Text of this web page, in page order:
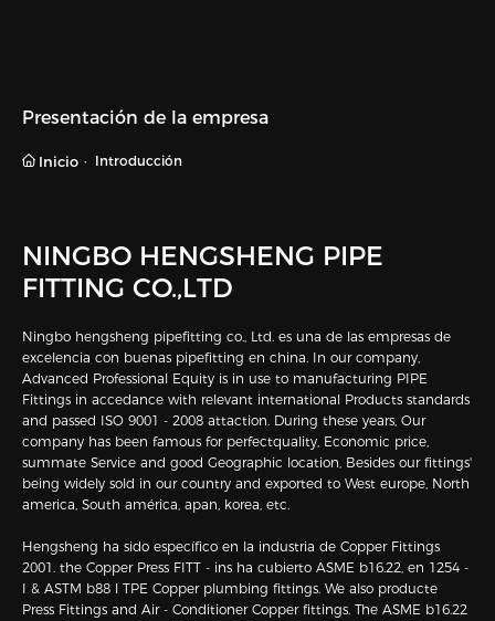
Presentación de la empresa
Inicio Introducción
NINGBO HENGSHENG PIPE
FITTING CO.,LTD
Ningbo hengsheng pipefitting co., Ltd. es una de las empresas de
excelencia con buenas pipefitting en china. In our company,
Advanced Professional Equity is in use to manufacturing PIPE
Fittings in accedance with relevant international Products standards
and passed ISO 9001 - 2008 attaction. During these years, Our
company has been famous for perfectquality, Economic price,
summate Service and good Geographic location, Besides our fittings'
being widely sold in our country and exported to West europe, North
america, South américa, apan, korea, etc.
Hengsheng ha sido específico en la industria de Copper Fittings
2001. the Copper Press FITT - ins ha cubierto ASME b16.22, en 1254 -
I & ASTM b88 l TPE Copper plumbing fittings. We also producte
Press Fittings and Air - Conditioner Copper fittings. The ASME b16.22